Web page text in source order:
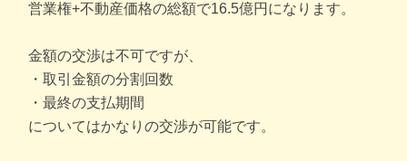
営業権+不動産価格の総額で16.5億円になります。
金額の交渉は不可ですが、
・取引金額の分割回数
・最終の支払期間
についてはかなりの交渉が可能です。